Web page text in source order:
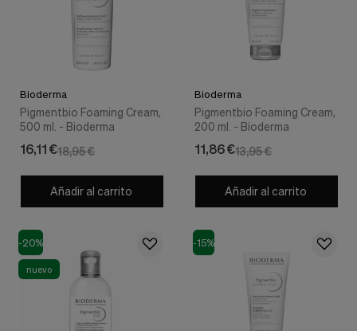
algunas
características
utilizadas
para
recopilar
información,
Bioderma
Pigmentbio Foaming Cream,
500 ml. - Bioderma
18,95 €
16,11 €
Añadir al carrito
Bioderma
Pigmentbio Foaming Cream,
200 ml. - Bioderma
13,95 €
11,86 €
Añadir al carrito
-20%
nuevo
-15%